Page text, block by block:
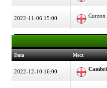
2022-11-06 15:00
Data Mecz
2022-12-10 16:00